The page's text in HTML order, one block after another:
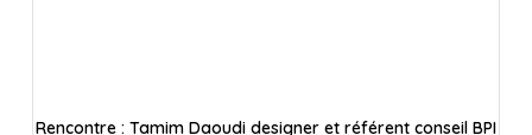
Rencontre : Tamim Daoudi designer et référent conseil BPI